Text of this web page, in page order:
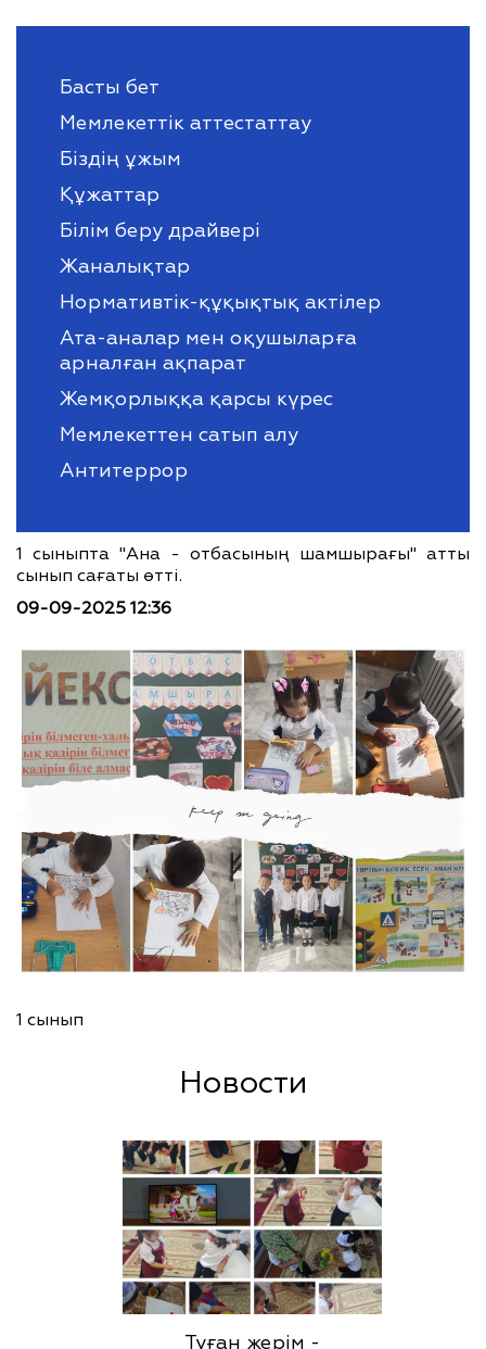
Басты бет
Мемлекеттік аттестаттау
Біздің ұжым
Құжаттар
Білім беру драйвері
Жаналықтар
Нормативтік-құқықтық актілер
Ата-аналар мен оқушыларға
арналған ақпарат
Жемқорлыққа қарсы күрес
Мемлекеттен сатып алу
Антитеррор
1 сыныпта "Ана - отбасының шамшырағы" атты
сынып сағаты өтті.
09-09-2025 12:36
1 сынып
Новости
Туған жерім -